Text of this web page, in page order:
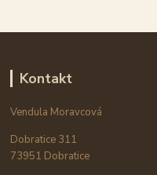
Kontakt
Vendula Moravcová
Dobratice 311
73951 Dobratice